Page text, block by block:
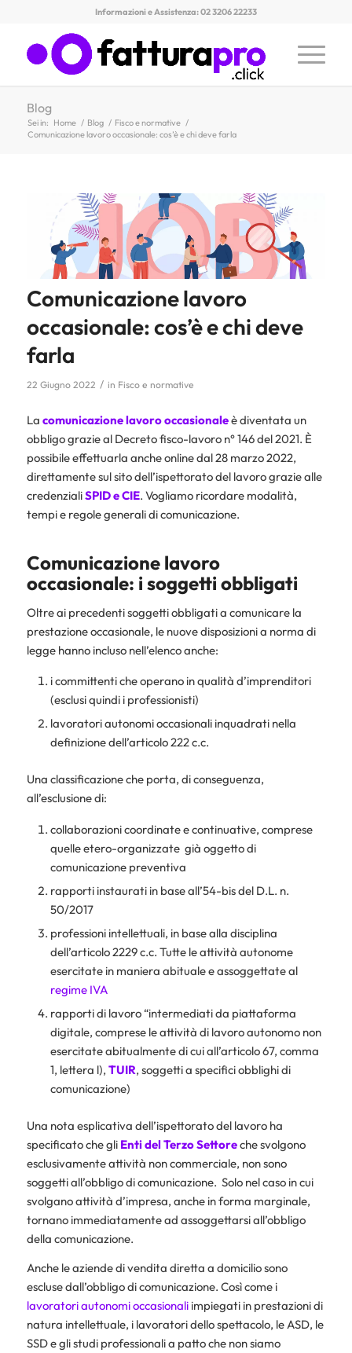
Informazioni e Assistenza: 02 3206 22233
Blog
Sei in: Home / Blog / Fisco e normative /
Comunicazione lavoro occasionale: cos’è e chi deve farla
Comunicazione lavoro
occasionale: cos’è e chi deve
farla
22 Giugno 2022 / in Fisco e normative
La comunicazione lavoro occasionaleè diventata un
obbligo grazie al Decreto fisco-lavoro n° 146 del 2021. È
possibile effettuarla anche online dal 28 marzo 2022,
direttamente sul sito dell’ispettorato del lavoro grazie alle
credenzialiSPID eCIE. Vogliamo ricordare modalità,
tempi e regole generali di comunicazione.
Comunicazione lavoro
occasionale: i soggetti obbligati
Oltre ai precedenti soggetti obbligati a comunicare la
prestazione occasionale, le nuove disposizioni a norma di
legge hanno incluso nell’elenco anche:
i committenti che operano in qualità d’imprenditori
(esclusi quindi i professionisti)
lavoratori autonomi occasionali inquadrati nella
definizione dell’articolo 222 c.c.
Una classificazione che porta, di conseguenza,
all’esclusione di:
collaborazioni coordinate e continuative, comprese
quelle etero-organizzate già oggetto di
comunicazione preventiva
rapporti instaurati in base all’54-bis del D.L. n.
50/2017
professioni intellettuali, in base alla disciplina
dell’articolo 2229 c.c. Tutte le attività autonome
esercitate in maniera abituale e assoggettate al
regime IVA
rapporti di lavoro “intermediati da piattaforma
digitale, comprese le attività di lavoro autonomo non
esercitate abitualmente di cui all’articolo 67, comma
1, lettera l), TUIR, soggetti a specifici obblighi di
comunicazione)
Una nota esplicativa dell’ispettorato del lavoro ha
specificato che gli Enti del Terzo Settoreche svolgono
esclusivamente attività non commerciale, non sono
soggetti all’obbligo di comunicazione. Solo nel caso in cui
svolgano attività d’impresa, anche in forma marginale,
tornano immediatamente ad assoggettarsi all’obbligo
della comunicazione.
Anche le aziende di vendita diretta a domicilio sono
escluse dall’obbligo di comunicazione. Così come i
lavoratori autonomi occasionaliimpiegati in prestazioni di
natura intellettuale, i lavoratori dello spettacolo, le ASD, le
SSD e gli studi professionali a patto che non siamo